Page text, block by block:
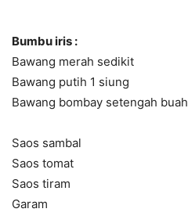
Bumbu iris :
Bawang merah sedikit
Bawang putih 1 siung
Bawang bombay setengah buah
Saos sambal
Saos tomat
Saos tiram
Garam